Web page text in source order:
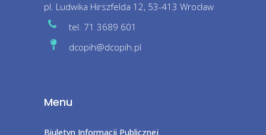
pl. Ludwika Hirszfelda 12, 53-413 Wrocław
tel. 71 3689 601
dcopih@dcopih.pl
Menu
Biuletyn Informacji Publicznej